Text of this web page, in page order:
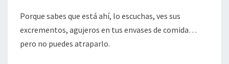
Porque sabes que está ahí, lo escuchas, ves sus
excrementos, agujeros en tus envases de comida…
pero no puedes atraparlo.